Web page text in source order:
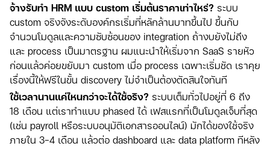
จ้างรับทำ HRM แบบ custom เริ่มต้นราคาเท่าไหร่? ระบบ
custom จริงจังระดับองค์กรเริ่มที่หลักล้านบาทขึ้นไป ขึ้นกับ
จำนวนโมดูลและความซับซ้อนของ integration ถ้างบยังไม่ถึง
และ process เป็นมาตรฐาน ผมแนะนำให้เริ่มจาก SaaS รายหัว
ก่อนแล้วค่อยขยับมา custom เมื่อ process เฉพาะเริ่มชัด เราคุย
เรื่องนี้ให้ฟรีในขั้น discovery ไม่จำเป็นต้องตัดสินใจทันที
ใช้เวลานานแค่ไหนกว่าจะได้ใช้จริง? ระบบเต็มทั่วไปอยู่ที่ 6 ถึง
18 เดือน แต่เราทำแบบ phased ได้ เฟสแรกที่เป็นโมดูลเจ็บที่สุด
(เช่น payroll หรือระบบอนุมัติเอกสารออนไลน์) มักได้ของใช้จริง
ภายใน 3-4 เดือน แล้วต่อ dashboard และ data platform ทีหลัง